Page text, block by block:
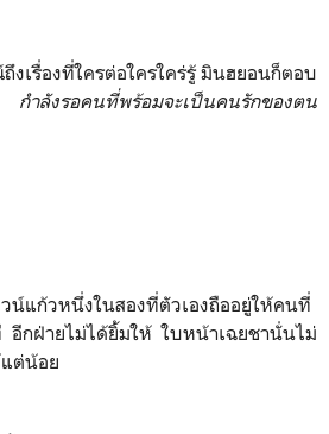
งเรื่องที่ใครต่อใครใคร่รู้ มินฮยอนก็ตอบ
กำลังรอคนที่พร้อมจะเป็นคนรักของตน
วน์แก้วหนึ่งในสองที่ตัวเองถืออยู่ให้คนที่
อีกฝ่ายไม่ได้ยิ้มให้ ใบหน้าเฉยชานั่นไม่
ต่น้อย